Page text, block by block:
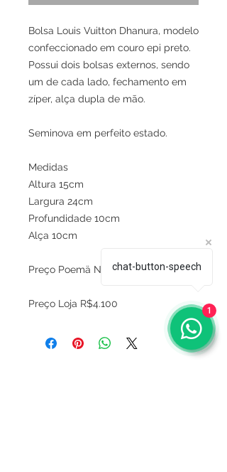
Bolsa Louis Vuitton Dhanura, modelo
confeccionado em couro epi preto.
Possui dois bolsas externos, sendo
um de cada lado, fechamento em
zíper, alça dupla de mão.
Seminova em perfeito estado.
Medidas
Altura 15cm
Largura 24cm
Profundidade 10cm
Alça 10cm
Preço Poemä Noire R$990
Preço Loja R$4.100
chat-button-speech
1